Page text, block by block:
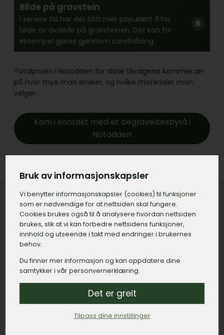
Bilde på gravstein
I senere tid har det blitt mer populært å ha
bilde av avdøde på gravsteinen. Det kan for
eksempel gjøres gjennom sandblåsing.
Totalprisen i Notodden for disse tilvalgene kommer an
på hvor mye man ønsker, og hvilke materialer man
velger.
Kom i kontakt med et begravelsesbyrå i
Notodden
Konkret priseksempel på gravstein
med tilvalg i Notodden
Gravstein: 15.000,– kroner.
Gravering, navn og dato:500,– kroner.
Gravering, minneord:800,– kroner.
Bruk av informasjonskapsler
Vi benytter informasjons­kapsler (cookies) til funksjoner
som er nødvendige for at nettsiden skal fungere.
Cookies brukes også til å analysere hvordan nettsiden
brukes, slik at vi kan forbedre nettsidens funksjoner,
innhold og utseende i takt med endringer i brukernes
behov.
Du finner mer informasjon og kan oppdatere dine
samtykker i vår personvernerklæring.
Det er greit
Tilpass dine innstillinger